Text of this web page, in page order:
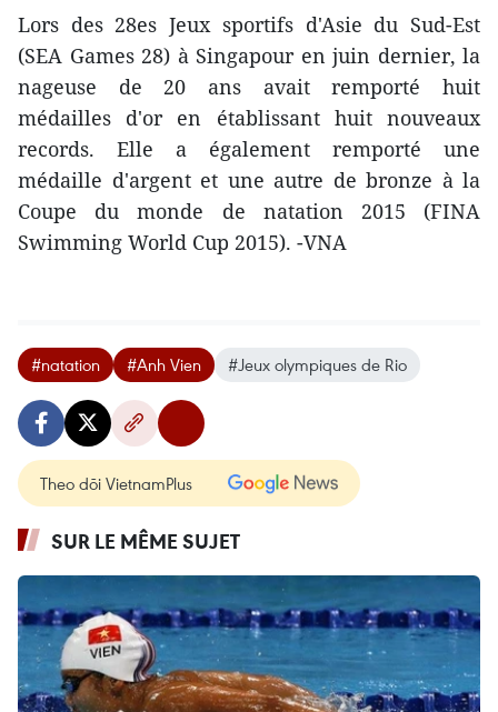
Lors des 28es Jeux sportifs d'Asie du Sud-Est
(SEA Games 28) à Singapour en juin dernier, la
nageuse de 20 ans avait remporté huit
médailles d'or ​en établissant huit nouveaux
records. Elle a également remporté une
médaille d'argent et une autre de bronze à la
Coupe du monde de natation 2015 (FINA
Swimming World Cup 2015). -VNA
#natation #Anh Vien #Jeux olympiques de Rio
Theo dõi VietnamPlus
SUR LE MÊME SUJET